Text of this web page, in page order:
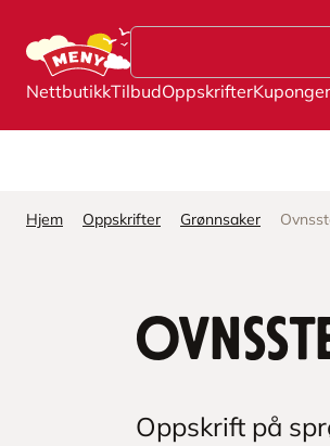
NettbutikkTilbudOppskrifterKuponger
Hjem Oppskrifter Grønnsaker
Oppskrift på